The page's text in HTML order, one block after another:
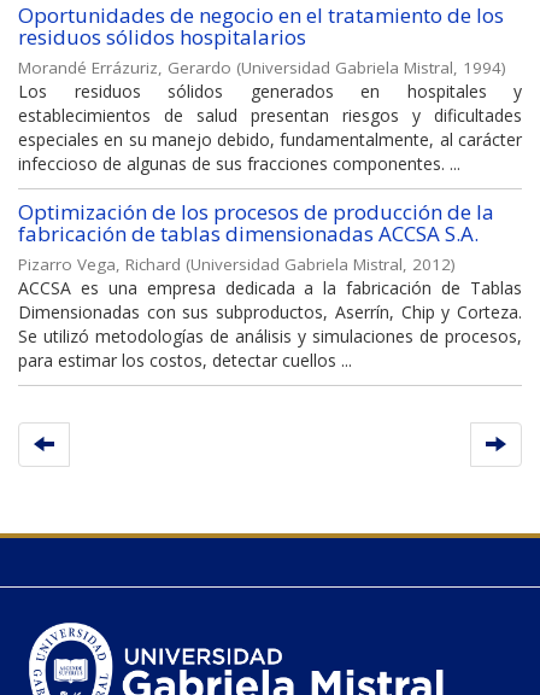
Oportunidades de negocio en el tratamiento de los
residuos sólidos hospitalarios
Morandé Errázuriz, Gerardo (Universidad Gabriela Mistral, 1994)
Los residuos sólidos generados en hospitales y
establecimientos de salud presentan riesgos y dificultades
especiales en su manejo debido, fundamentalmente, al carácter
infeccioso de algunas de sus fracciones componentes. ...
Optimización de los procesos de producción de la
fabricación de tablas dimensionadas ACCSA S.A.
Pizarro Vega, Richard (Universidad Gabriela Mistral, 2012)
ACCSA es una empresa dedicada a la fabricación de Tablas
Dimensionadas con sus subproductos, Aserrín, Chip y Corteza.
Se utilizó metodologías de análisis y simulaciones de procesos,
para estimar los costos, detectar cuellos ...